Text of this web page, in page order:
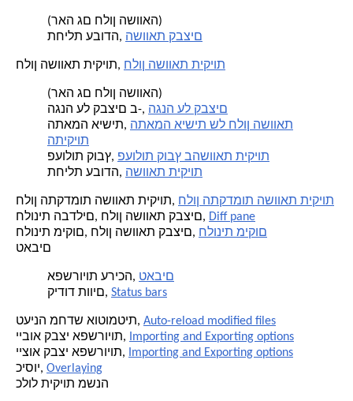
(ראה גם חלון השוואה)
תחילת עבודה, השוואת קבצים
חלון השוואת תיקיות, חלון השוואת תיקיות
(ראה גם חלון השוואה)
הגנה על קבצים ב-, הגנה על קבצים
התאמה אישית, התאמה אישית של חלון השוואת
התיקיות
פעולות קובץ, פעולות קובץ בהשוואת תיקיות
תחילת עבודה, השוואת תיקיות
חלון התקדמות השוואת תיקיות, חלון התקדמות השוואת תיקיות
חלונית הבדלים, חלון השוואת קבצים, Diff pane
חלונית מיקום, חלון השוואת קבצים, חלונית מיקום
טאבים
אפשרויות עריכה, טאבים
קידוד תווים, Status bars
טעינה מחדש אוטומטית, Auto-reload modified files
ייבוא קבצי אפשרויות,
Importing and Exporting options
ייצוא קבצי אפשרויות,
Importing and Exporting options
כיסוי, Overlaying
כלול תיקיות משנה